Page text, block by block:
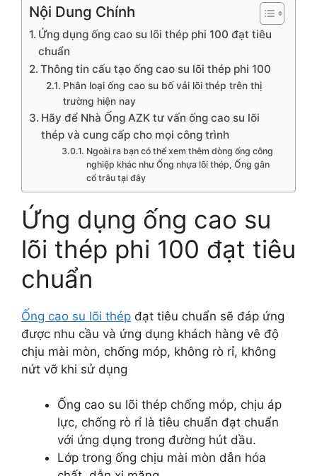
Nội Dung Chính
Ứng dụng ống cao su lõi thép phi 100 đạt tiêu
chuẩn
Thông tin cấu tạo ống cao su lõi thép phi 100
Phân loại ống cao su bố vải lõi thép trên thị
trường hiện nay
Hãy để Nhà Ống AZK tư vấn ống cao su lõi
thép và cung cấp cho mọi công trình
Ngoài ra bạn có thể xem thêm dòng ống công
nghiệp khác như Ống nhựa lõi thép, Ống gân
cổ trâu tại đây
Ứng dụng ống cao su
lõi thép phi 100 đạt tiêu
chuẩn
Ống cao su lõi thép đạt tiêu chuẩn sẽ đáp ứng
được nhu cầu và ứng dụng khách hàng vê độ
chịu mài mòn, chống móp, không rò rỉ, không
nứt vỡ khi sử dụng
Ống cao su lõi thép chống móp, chịu áp
lực, chống rò rỉ là tiêu chuẩn đạt chuẩn
với ứng dụng trong đường hút dầu.
Lớp trong ống chịu mài mòn dẫn hóa